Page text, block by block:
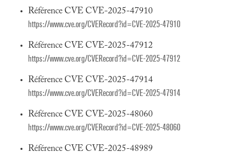
Référence CVE CVE-2025-47910
https://www.cve.org/CVERecord?id=CVE-2025-47910
Référence CVE CVE-2025-47912
https://www.cve.org/CVERecord?id=CVE-2025-47912
Référence CVE CVE-2025-47914
https://www.cve.org/CVERecord?id=CVE-2025-47914
Référence CVE CVE-2025-48060
https://www.cve.org/CVERecord?id=CVE-2025-48060
Référence CVE CVE-2025-48989